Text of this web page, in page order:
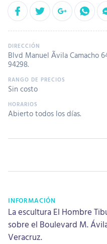
Blvd Manuel Ãvila Camacho
94298.
Sin costo
Abierto todos los días.
INFORMACIÓN
La escultura El Hombre
sobre el Boulevard M.
Veracruz.